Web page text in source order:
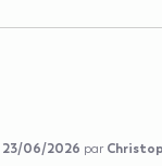
23/06/2026 par